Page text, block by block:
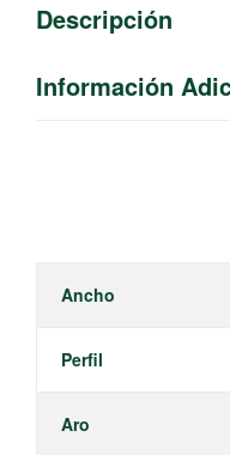
Descripción
Información
Ancho
Perfil
Aro